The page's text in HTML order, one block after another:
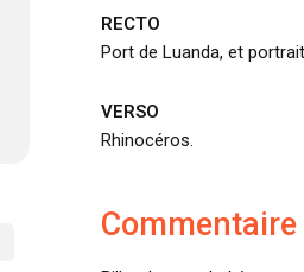
RECTO
Port de Luanda, et
VERSO
Rhinocéros.
Commentaire